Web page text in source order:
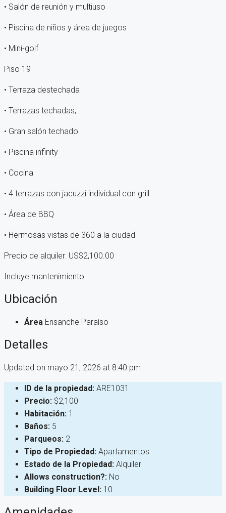
• Salón de reunión y multiuso
• Piscina de niños y área de juegos
• Mini-golf
Piso 19
• Terraza destechada
• Terrazas techadas,
• Gran salón techado
• Piscina infinity
• Cocina
• 4 terrazas con jacuzzi individual con grill
• Área de BBQ
• Hermosas vistas de 360 a la ciudad
Precio de alquiler: US$2,100.00
Incluye mantenimiento
Ubicación
Área Ensanche Paraíso
Detalles
Updated on mayo 21, 2026 at 8:40 pm
ID de la propiedad: ARE1031
Precio: $2,100
Habitación: 1
Baños: 5
Parqueos: 2
Tipo de Propiedad: Apartamentos
Estado de la Propiedad: Alquiler
Allows construction?: No
Building Floor Level: 10